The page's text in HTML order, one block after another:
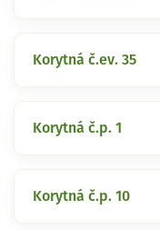
Korytná č.ev. 35
Korytná č.p. 1
Korytná č.p. 10